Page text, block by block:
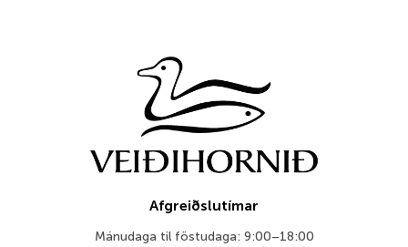
Afgreiðslutímar
Mánudaga til föstudaga: 9:00–18:00